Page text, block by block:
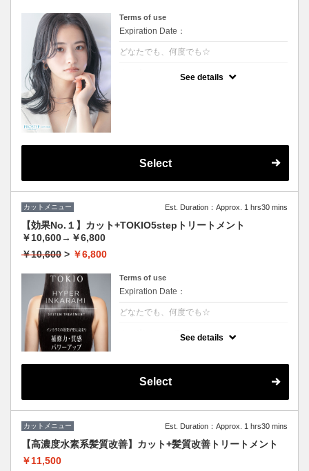
Terms of use
Expiration Date：
どなたでも、何度でも☆
See details
Select
カットメニュー Est. Duration：Approx. 1 hrs30 mins
【効果No.１】カット+TOKIO5stepトリートメント
￥10,600→￥6,800
￥10,600 > ￥6,800
Terms of use
Expiration Date：
どなたでも、何度でも☆
的な「髪質ケア」で大人気！★男女共に利用
See details
Select
カットメニュー Est. Duration：Approx. 1 hrs30 mins
【高濃度水素系髪質改善】カット+髪質改善トリートメント
￥11,500